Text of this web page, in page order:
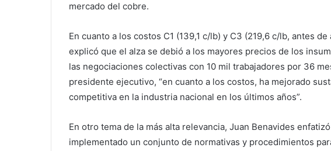
mercado del cobre.
En cuanto a los costos C1 (139,1 c/lb) y C3 (219,6 c/lb, antes
explicó que el alza se debió a los mayores precios de los
las negociaciones colectivas con 10 mil trabajadores por 36
presidente ejecutivo, “en cuanto a los costos, ha mejorado
competitiva en la industria nacional en los últimos años”.
En otro tema de la más alta relevancia, Juan Benavides
implementado un conjunto de normativas y procedimientos